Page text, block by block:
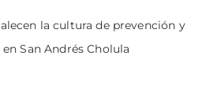
la cultura de prevención y
San Andrés Cholula